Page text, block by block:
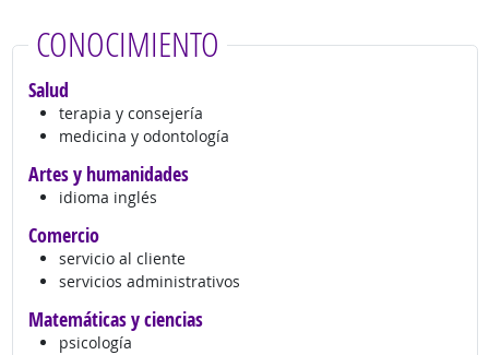
CONOCIMIENTO
Salud
terapia y consejería
medicina y odontología
Artes y humanidades
idioma inglés
Comercio
servicio al cliente
servicios administrativos
Matemáticas y ciencias
psicología